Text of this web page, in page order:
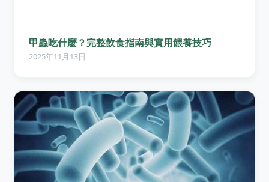
甲蟲吃什麼？完整飲食指南與實用餵養技巧
2025年11月13日